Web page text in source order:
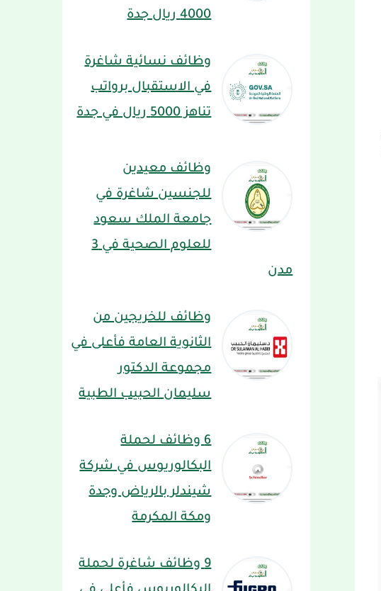
4000 ريال جدة
وظائف نسائية شاغرة
في الاستقبال برواتب
تناهز 5000 ريال في جدة
وظائف معيدين
للجنسين شاغرة في
جامعة الملك سعود
للعلوم الصحية في 3
مدن
وظائف للخريجين من
الثانوية العامة فأعلى في
مجموعة الدكتور
سليمان الحبيب الطبية
6 وظائف لحملة
البكالوريوس في شركة
شيندلر بالرياض وجدة
ومكة المكرمة
9 وظائف شاغرة لحملة